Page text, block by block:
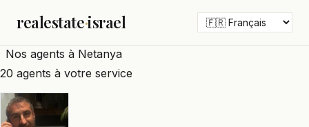
realestate·israel
Nos agents à Netanya
20 agents à votre service